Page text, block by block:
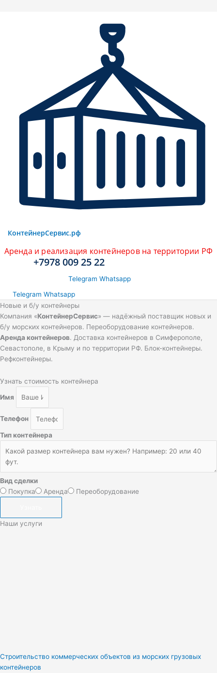
КонтейнерCервис.рф
Аренда и реализация контейнеров на территории РФ
+7978 009 25 22
Telegram Whatsapp
Telegram Whatsapp
Новые и б/у контейнеры
Компания «КонтейнерСервис» — надёжный поставщик новых и
б/у морских контейнеров. Переоборудование контейнеров.
Аренда контейнеров. Доставка контейнеров в Симферополе,
Севастополе, в Крыму и по территории РФ. Блок-контейнеры.
Рефконтейнеры.
Узнать стоимость контейнера
Имя
Телефон
Тип контейнера
Вид сделки
Покупка
Аренда Переоборудование
Наши услуги
Строительство коммерческих объектов из морских грузовых
контейнеров